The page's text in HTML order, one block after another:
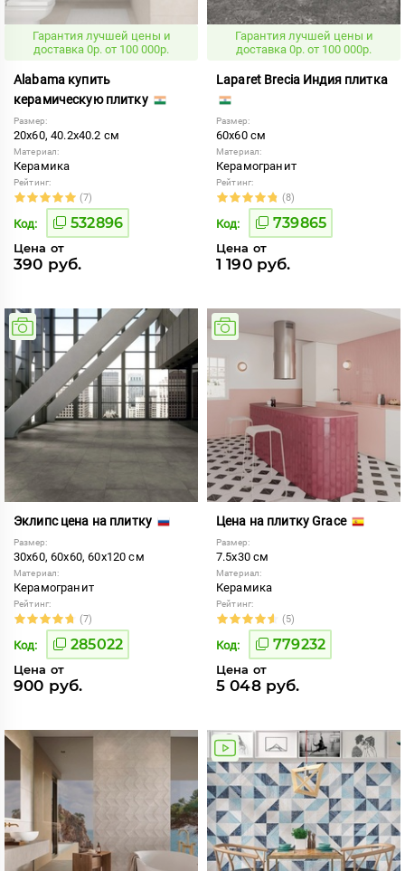
Гарантия лучшей цены и
доставка 0р. от 100 000р.
Alabama купить
керамическую плитку
Размер:
20x60, 40.2x40.2 см
Материал:
Керамика
Рейтинг:
(7)
Код: 532896
Цена от
390 руб.
Гарантия лучшей цены и
доставка 0р. от 100 000р.
Laparet Brecia Индия плитка
Размер:
60x60 см
Материал:
Керамогранит
Рейтинг:
(8)
Код: 739865
Цена от
1 190 руб.
Эклипс цена на плитку
Размер:
30x60, 60x60, 60x120 см
Материал:
Керамогранит
Рейтинг:
(7)
Код: 285022
Цена от
900 руб.
Цена на плитку Grace
Размер:
7.5x30 см
Материал:
Керамика
Рейтинг:
(5)
Код: 779232
Цена от
5 048 руб.